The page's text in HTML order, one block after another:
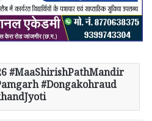
#MaaShirishPathMandir
#Dongakohraud